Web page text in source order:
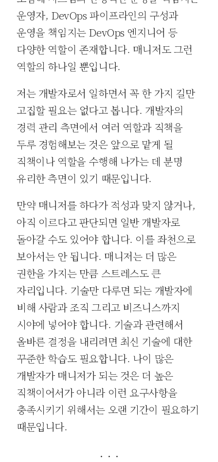
운영자, DevOps 파이프라인의 구성과
운영을 책임지는 DevOps 엔지니어 등
다양한 역할이 존재합니다. 매니저도 그런
역할의 하나일 뿐입니다.
저는 개발자로서 일하면서 꼭 한 가지 길만
고집할 필요는 없다고 봅니다. 개발자의
경력 관리 측면에서 여러 역할과 직책을
두루 경험해보는 것은 앞으로 맡게 될
직책이나 역할을 수행해 나가는 데 분명
유리한 측면이 있기 때문입니다.
만약 매니저를 하다가 적성과 맞지 않거나,
아직 이르다고 판단되면 일반 개발자로
돌아갈 수도 있어야 합니다. 이를 좌천으로
보아서는 안 됩니다. 매니저는 더 많은
권한을 가지는 만큼 스트레스도 큰
자리입니다. 기술만 다루면 되는 개발자에
비해 사람과 조직 그리고 비즈니스까지
시야에 넣어야 합니다. 기술과 관련해서
올바른 결정을 내리려면 최신 기술에 대한
꾸준한 학습도 필요합니다. 나이 많은
개발자가 매니저가 되는 것은 더 높은
직책이어서가 아니라 이런 요구사항을
충족시키기 위해서는 오랜 기간이 필요하기
때문입니다.
· · ·